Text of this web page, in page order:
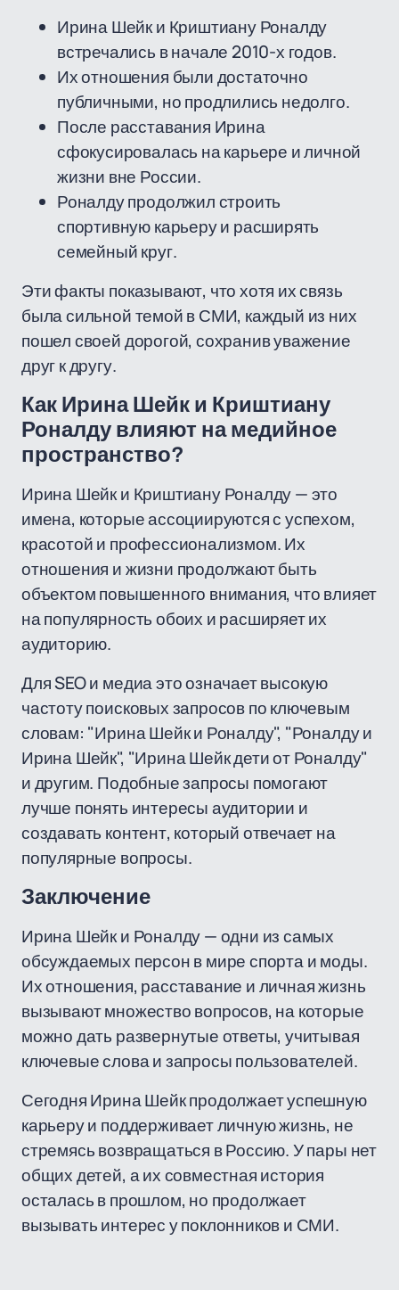
Ирина Шейк и Криштиану Роналду
встречались в начале 2010-х годов.
Их отношения были достаточно
публичными, но продлились недолго.
После расставания Ирина
сфокусировалась на карьере и личной
жизни вне России.
Роналду продолжил строить
спортивную карьеру и расширять
семейный круг.
Эти факты показывают, что хотя их связь
была сильной темой в СМИ, каждый из них
пошел своей дорогой, сохранив уважение
друг к другу.
Как Ирина Шейк и Криштиану
Роналду влияют на медийное
пространство?
Ирина Шейк и Криштиану Роналду — это
имена, которые ассоциируются с успехом,
красотой и профессионализмом. Их
отношения и жизни продолжают быть
объектом повышенного внимания, что влияет
на популярность обоих и расширяет их
аудиторию.
Для SEO и медиа это означает высокую
частоту поисковых запросов по ключевым
словам: "Ирина Шейк и Роналду", "Роналду и
Ирина Шейк", "Ирина Шейк дети от Роналду"
и другим. Подобные запросы помогают
лучше понять интересы аудитории и
создавать контент, который отвечает на
популярные вопросы.
Заключение
Ирина Шейк и Роналду — одни из самых
обсуждаемых персон в мире спорта и моды.
Их отношения, расставание и личная жизнь
вызывают множество вопросов, на которые
можно дать развернутые ответы, учитывая
ключевые слова и запросы пользователей.
Сегодня Ирина Шейк продолжает успешную
карьеру и поддерживает личную жизнь, не
стремясь возвращаться в Россию. У пары нет
общих детей, а их совместная история
осталась в прошлом, но продолжает
вызывать интерес у поклонников и СМИ.